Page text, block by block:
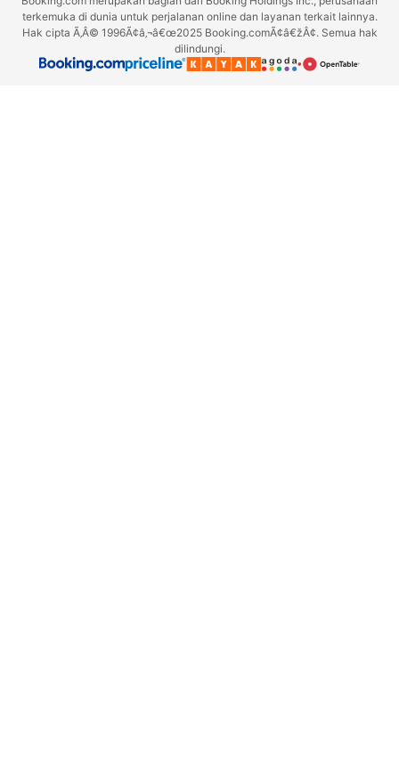
terkemuka di dunia untuk perjalanan online dan layanan terkait lainnya.
Hak cipta Ã‚Â© 1996Ã¢â‚¬â€œ2025 Booking.comÃ¢â€žÂ¢. Semua hak
dilindungi.